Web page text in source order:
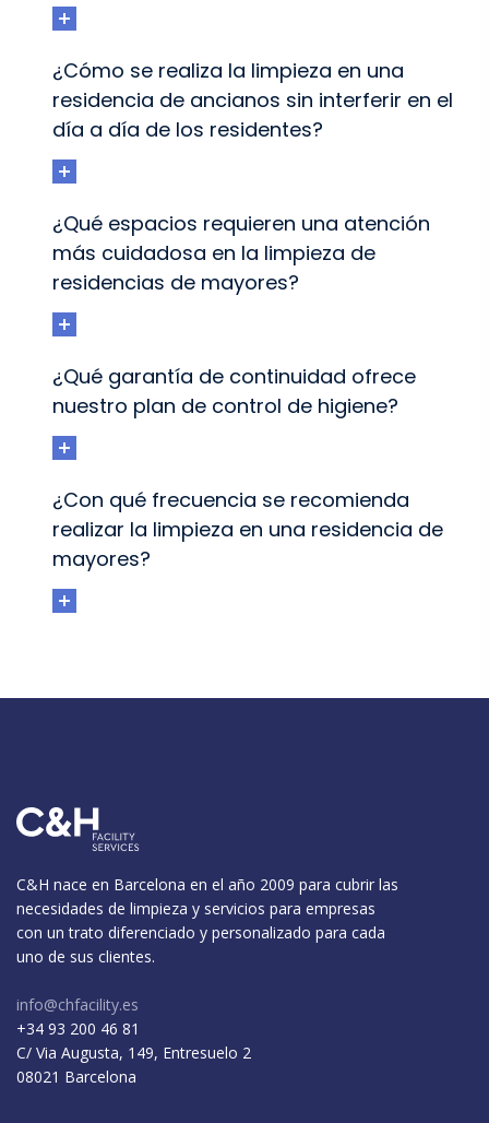
¿Cómo se realiza la limpieza en una
residencia de ancianos sin interferir en el
día a día de los residentes?
¿Qué espacios requieren una atención
más cuidadosa en la limpieza de
residencias de mayores?
¿Qué garantía de continuidad ofrece
nuestro plan de control de higiene?
¿Con qué frecuencia se recomienda
realizar la limpieza en una residencia de
mayores?
C&H nace en Barcelona en el año 2009 para cubrir las
necesidades de limpieza y servicios para empresas
con un trato diferenciado y personalizado para cada
uno de sus clientes.
info@chfacility.es
+34 93 200 46 81
C/ Via Augusta, 149, Entresuelo 2
08021 Barcelona